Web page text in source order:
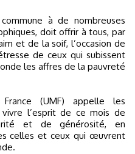
à de nombreuses
doit offrir à tous, par
et de la soif, l’occasion de
de ceux qui subissent
les affres de la pauvreté
(UMF) appelle les
l’esprit de ce mois de
et de générosité, en
celles et ceux qui œuvrent